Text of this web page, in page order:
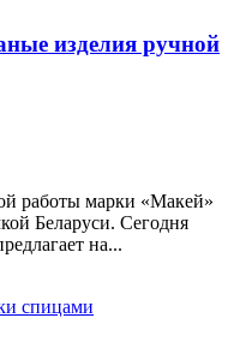
изделия ручной
работы марки «Макей»
Беларуси. Сегодня
на...